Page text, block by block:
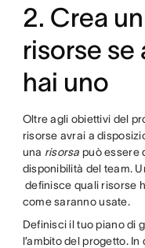
2. Crea
risorse se
hai uno
Oltre agli obiettivi del
risorse avrai a
una risorsa può essere
disponibilità del team.
definisce quali risorse
come saranno usate.
Definisci il tuo piano di
l’ambito del progetto.